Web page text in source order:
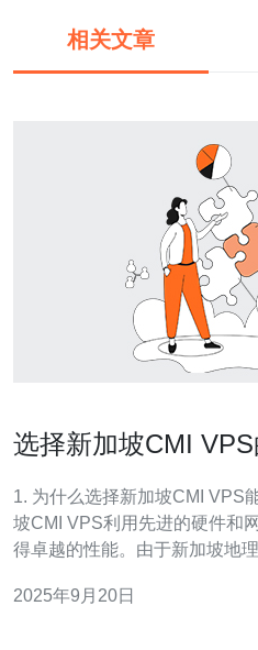
相关文章
选择新加坡CMI
1. 为什么选择新加坡CMI VPS
坡CMI VPS利用先进的硬件和
得卓越的性能。由于新加坡地
VPS还采用了SSD存储技术，
2025年9月20日